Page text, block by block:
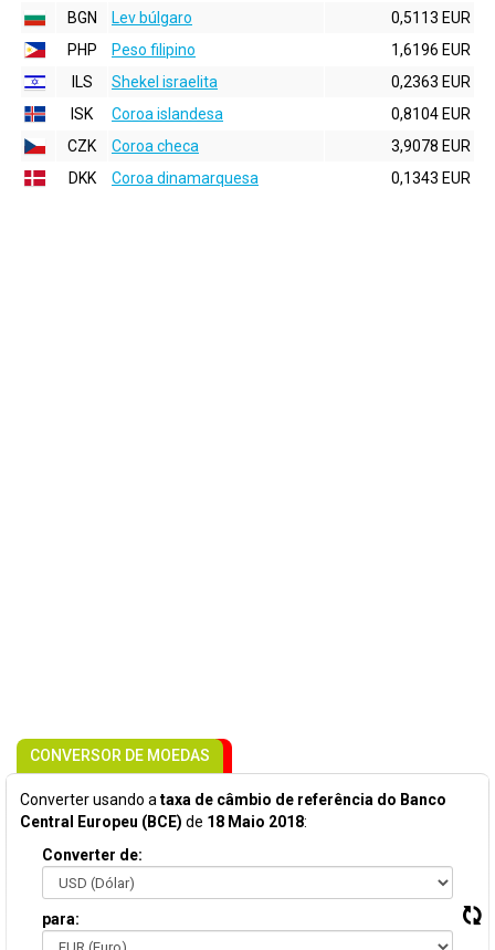
BGN
Lev búlgaro
0,5113 EUR
PHP
Peso filipino
1,6196 EUR
ILS
Shekel israelita
0,2363 EUR
ISK
Coroa islandesa
0,8104 EUR
CZK
Coroa checa
3,9078 EUR
DKK
Coroa dinamarquesa 0,1343 EUR
CONVERSOR DE MOEDAS
Converter usando a taxa de câmbio de referência do Banco
Central Europeu (BCE) de 18 Maio 2018:
Converter de:
para: